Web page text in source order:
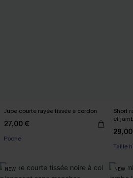
Jupe courte rayée tissée à cordon
27,00 €
Poche
Short
et
Taille
NEW NEW